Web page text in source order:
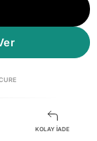
KOLAY İADE